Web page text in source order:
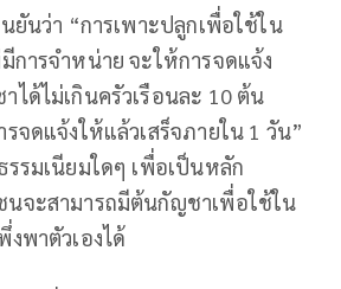
ยันว่า “การเพาะปลูกเพื่อใช้ใน
การจำหน่าย จะให้การจดแจ้ง
ได้ไม่เกินครัวเรือนละ 10 ต้น
จดแจ้งให้แล้วเสร็จภายใน 1 วัน”
รรมเนียมใดๆ เพื่อเป็นหลัก
นจะสามารถมีต้นกัญชาเพื่อใช้ใน
งพาตัวเองได้